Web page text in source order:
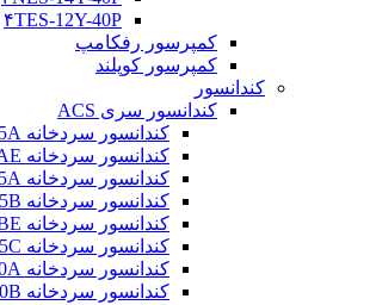
۴TES-12Y-40P
کمپرسور رفکامپ
کمپرسور کوپلند
کندانسور
کندانسور سری ACS
کندانسور سردخانه ACS-135A
کندانسور سردخانه ACS-135AE
کندانسور سردخانه ACS-145A
کندانسور سردخانه ACS-145B
کندانسور سردخانه ACS-145BE
کندانسور سردخانه ACS-145C
کندانسور سردخانه ACS-150A
کندانسور سردخانه ACS-150B